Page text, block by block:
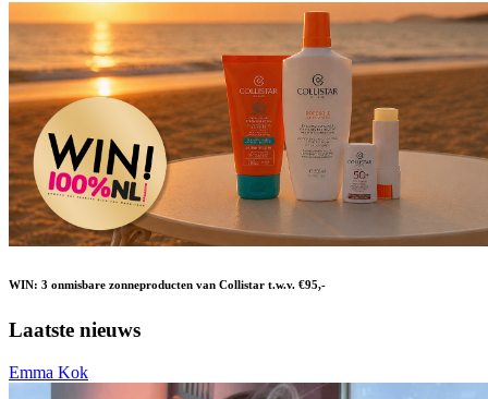
WIN: 3 onmisbare zonneproducten van Collistar t.w.v. €95,-
Laatste nieuws
Emma Kok